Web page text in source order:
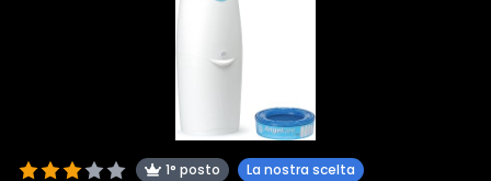
1° posto La nostra scelta